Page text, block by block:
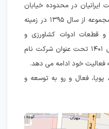
در محدوده خیابان
سعدی جنوبی واقع شده این مجموعه از سال ۱۳۹۵ در زمینه
قطعات ادوات کشاورزی و
صنعتی فعالیت دارد که از سال ۱۴۰۱ تحت عنوان شرکت نام
فعالیت خود ادامه می دهد.
فعال و رو به توسعه و